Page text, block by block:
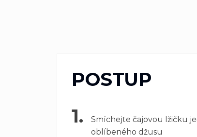
POSTUP
1.
Smíchejte čajovou lžičku
oblíbeného džusu